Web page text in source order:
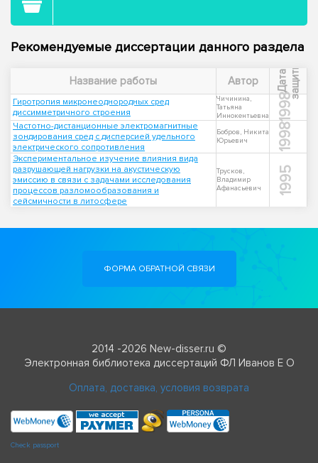
Рекомендуемые диссертации данного раздела
Название работы Автор Д
а
т
а
з
а
щ
и
т ы
Гиротропия микронеоднородных сред
диссимметричного строения
Чичинина,
Татьяна
Иннокентьевна
1998
Частотно-дистанционные электромагнитные
зондирования сред с дисперсией удельного
электрического сопротивления
Бобров, Никита
Юрьевич
1998
Экспериментальное изучение влияния вида
разрушающей нагрузки на акустическую
эмиссию в связи с задачами исследования
процессов разломообразования и
сейсмичности в литосфере
Трусков,
Владимир
Афанасьевич
1995
ФОРМА ОБРАТНОЙ СВЯЗИ
2014 -2026 New-disser.ru ©
Электронная библиотека диссертаций ФЛ Иванов Е О
Оплата, доставка, условия возврата
Check passport